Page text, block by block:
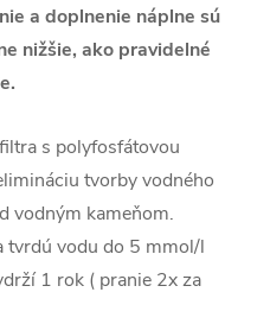
a doplnenie náplne sú
nižšie, ako pravidelné
s polyfosfátovou
tvorby vodného
vodným kameňom.
tvrdú vodu do 5 mmol/l
1 rok ( pranie 2x za